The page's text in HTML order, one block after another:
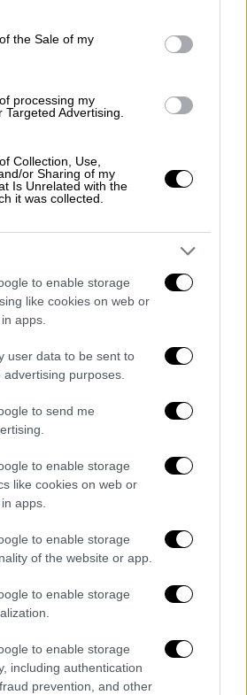
specified purposes in below Google
the Sale of my
processing my
Advertising.
Collection, Use,
or Sharing of my
Is Unrelated with the
it was collected.
to enable storage
like cookies on web or
apps.
user data to be sent to
purposes.
to send me
to enable storage
like cookies on web or
apps.
to enable storage
of the website or app.
to enable storage
to enable storage
including authentication
prevention, and other
μπήκαμε στο Καραμπάχ
Οι δηλώσεις αυτές
έντονη αντίδραση του
ο οποίος συνέκρινε τον
Σαντάμ Χουσεΐ
ν και κάλεσε
τηςΤουρκίας
από τη
τωντουρκικών
την ένταση αυτής
ΗΧουριέτκυκλοφόρησε
του θα είναι όπως ο
προχώρησε ακόμη
τίτλο: «Το τέλος του θα
από του Χίτλερ». Η
της, απεικονίζοντας
τη μορφή του Χίτλερ,
ποιος μιλάει».
φιγούρες, όπως ο
της έντασης.
Νετανιάχου - Χίτλερ
είναι όπως ο Χίτλερ»
χειρότερο και από